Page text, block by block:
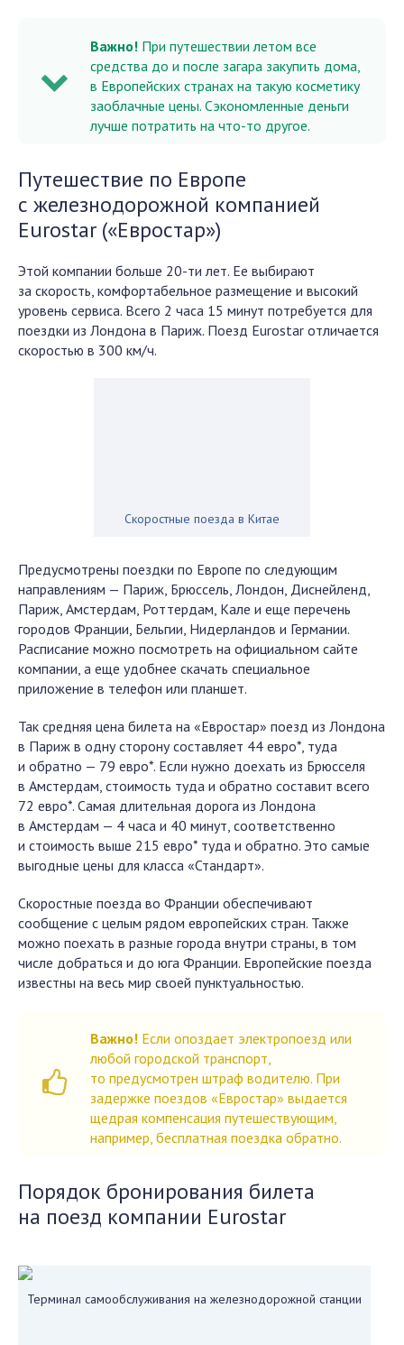
Важно! При путешествии летом все
средства до и после загара закупить дома,
в Европейских странах на такую косметику
заоблачные цены. Сэкономленные деньги
лучше потратить на что-то другое.
Путешествие по Европе
с железнодорожной компанией
Eurostar («Евростар»)
Этой компании больше 20-ти лет. Ее выбирают
за скорость, комфортабельное размещение и высокий
уровень сервиса. Всего 2 часа 15 минут потребуется для
поездки из Лондона в Париж. Поезд Eurostar отличается
скоростью в 300 км/ч.
Скоростные поезда в Китае
Предусмотрены поездки по Европе по следующим
направлениям — Париж, Брюссель, Лондон, Диснейленд,
Париж, Амстердам, Роттердам, Кале и еще перечень
городов Франции, Бельгии, Нидерландов и Германии.
Расписание можно посмотреть на официальном сайте
компании, а еще удобнее скачать специальное
приложение в телефон или планшет.
Так средняя цена билета на «Евростар» поезд из Лондона
в Париж в одну сторону составляет 44 евро*, туда
и обратно — 79 евро*. Если нужно доехать из Брюсселя
в Амстердам, стоимость туда и обратно составит всего
72 евро*. Самая длительная дорога из Лондона
в Амстердам — 4 часа и 40 минут, соответственно
и стоимость выше 215 евро* туда и обратно. Это самые
выгодные цены для класса «Стандарт».
Скоростные поезда во Франции обеспечивают
сообщение с целым рядом европейских стран. Также
можно поехать в разные города внутри страны, в том
числе добраться и до юга Франции. Европейские поезда
известны на весь мир своей пунктуальностью.
Важно! Если опоздает электропоезд или
любой городской транспорт,
то предусмотрен штраф водителю. При
задержке поездов «Евростар» выдается
щедрая компенсация путешествующим,
например, бесплатная поездка обратно.
Порядок бронирования билета
на поезд компании Eurostar
Терминал самообслуживания на железнодорожной станции